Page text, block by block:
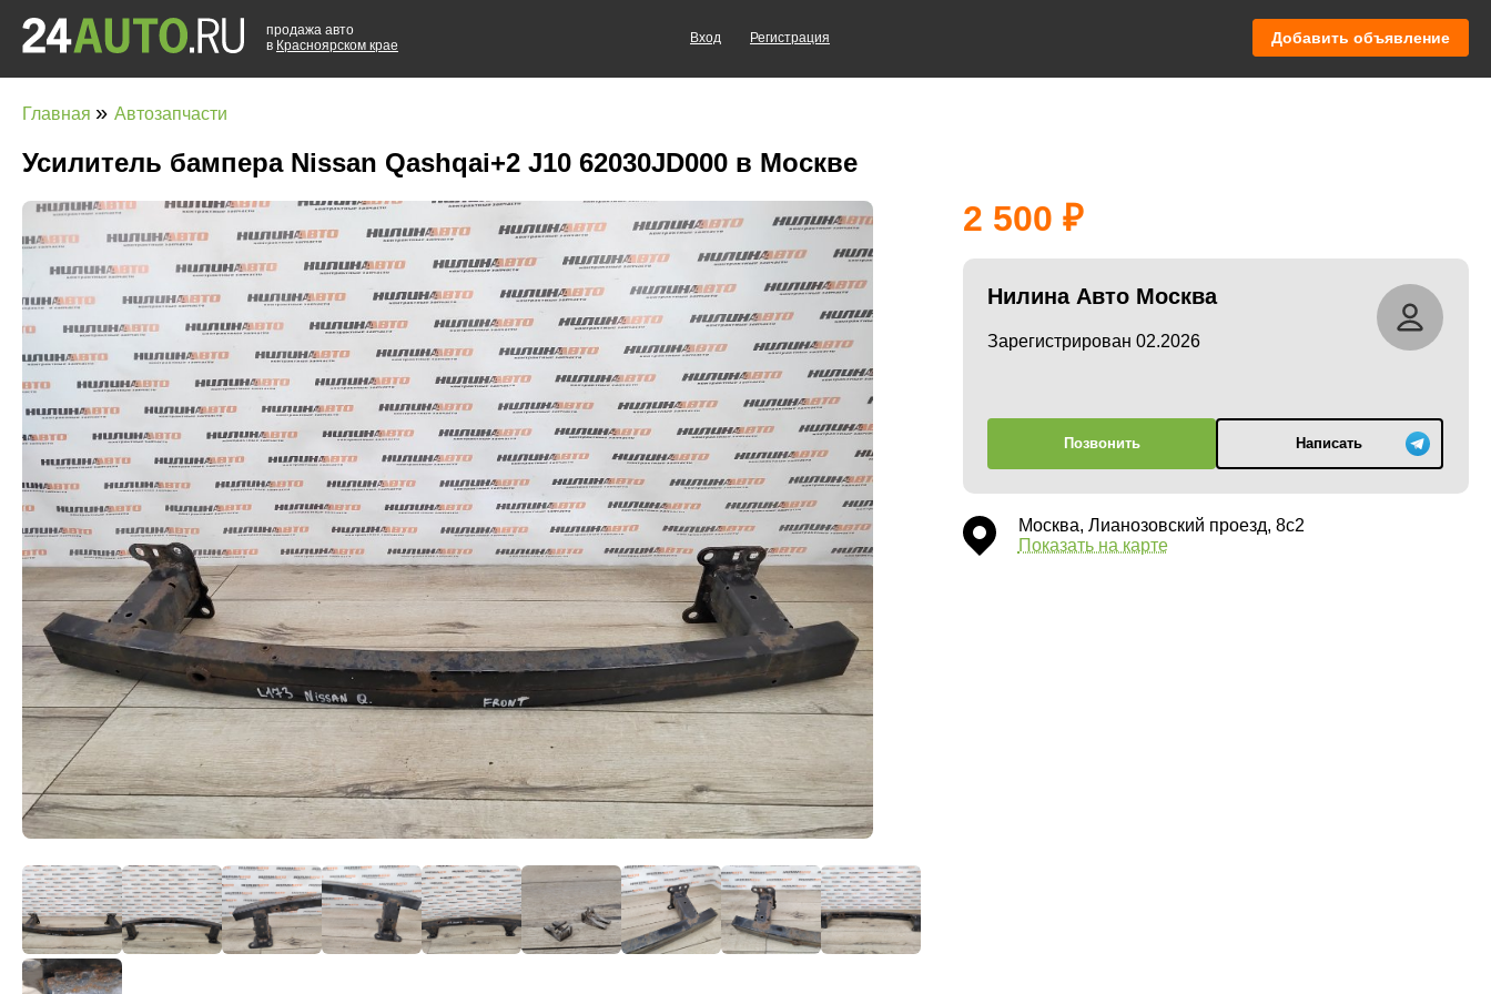
продажа авто
в Красноярском крае
Вход Регистрация Добавить объявление
Главная » Автозапчасти
Усилитель бампера Nissan Qashqai+2 J10 62030JD000 в Москве
2 500
Нилина Авто Москва
Зарегистрирован 02.2026
Позвонить Написать
Москва, Лианозовский проезд, 8с2
Показать на карте